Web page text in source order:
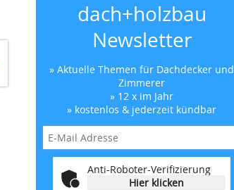
dach+holzbau
Newsletter
» Aktuelle Themen für Dachdecker und
Zimmerer
» 12 x im Jahr
» kostenlos & jederzeit kündbar
Anti-Roboter-Verifizierung
Hier klicken